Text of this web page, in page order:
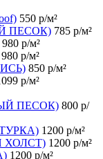
550 р/м²
ПЕСОК) 785 р/м²
980 р/м²
980 р/м²
850 р/м²
р/м²
ПЕСОК) 800 р/
1200 р/м²
ХОЛСТ) 1200 р/м²
1200 р/м²